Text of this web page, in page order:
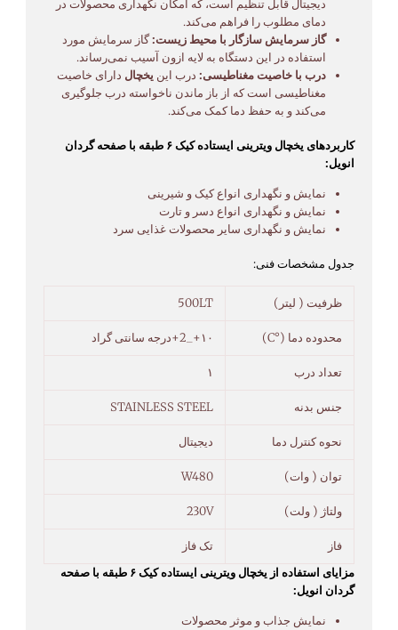
دیجیتال قابل تنظیم است، که امکان نگهداری محصولات در
دمای مطلوب را فراهم می‌کند.
گاز سرمایش سازگار با محیط زیست:گاز سرمایش مورد
استفاده در این دستگاه به لایه ازون آسیب نمی‌رساند.
درب با خاصیت مغناطیسی: درب این یخچال دارای خاصیت
مغناطیسی است که از باز ماندن ناخواسته درب جلوگیری
می‌کند و به حفظ دما کمک می‌کند.
کاربردهای یخچال ویترینی ایستاده کیک ۶ طبقه با صفحه گردان
انویل:
نمایش و نگهداری انواع کیک و شیرینی
نمایش و نگهداری انواع دسر و تارت
نمایش و نگهداری سایر محصولات غذایی سرد
جدول مشخصات فنی:
ظرفیت ( لیتر) 500LT
محدوده دما (°C) ۱۰+_2+درجه سانتی گراد
تعداد درب ۱
جنس بدنه STAINLESS STEEL
نحوه کنترل دما دیجیتال
توان ( وات) W480
ولتاژ ( ولت) 230V
فاز
تک فاز
مزایای استفاده از یخچال ویترینی ایستاده کیک ۶ طبقه با صفحه
گردان انویل:
نمایش جذاب و موثر محصولات